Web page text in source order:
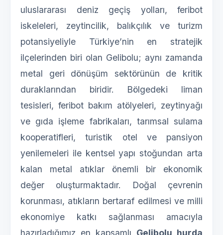
uluslararası deniz geçiş yolları, feribot
iskeleleri, zeytincilik, balıkçılık ve turizm
potansiyeliyle Türkiye’nin en stratejik
ilçelerinden biri olan Gelibolu; aynı zamanda
metal geri dönüşüm sektörünün de kritik
duraklarından biridir. Bölgedeki liman
tesisleri, feribot bakım atölyeleri, zeytinyağı
ve gıda işleme fabrikaları, tarımsal sulama
kooperatifleri, turistik otel ve pansiyon
yenilemeleri ile kentsel yapı stoğundan arta
kalan metal atıklar önemli bir ekonomik
değer oluşturmaktadır. Doğal çevrenin
korunması, atıkların bertaraf edilmesi ve milli
ekonomiye katkı sağlanması amacıyla
hazırladığımız en kapsamlı Gelibolu hurda